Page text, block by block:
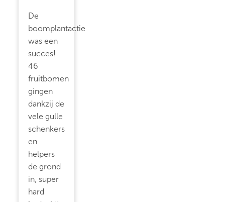
De
boomplantactie
was een
succes!
46
fruitbomen
gingen
dankzij de
vele gulle
schenkers
en
helpers
de grond
in, super
hard